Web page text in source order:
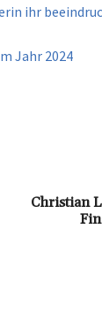
ihr
Jahr 2024
Christian